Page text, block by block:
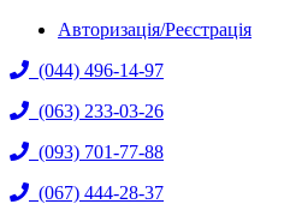
Авторизація/Реєстрація
(044) 496-14-97
(063) 233-03-26
(093) 701-77-88
(067) 444-28-37